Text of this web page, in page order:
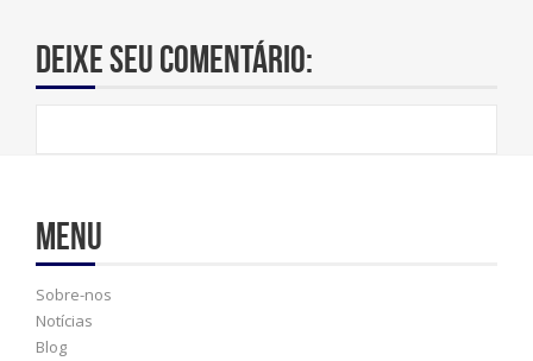
Deixe seu comentário:
Menu
Sobre-nos
Notícias
Blog